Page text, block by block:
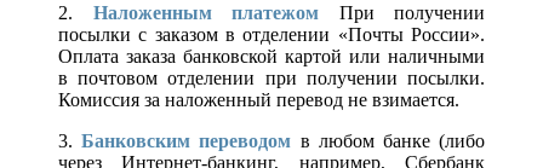
2. Наложенным платежом При получении
посылки с заказом в отделении «Почты России».
Оплата заказа банковской картой или наличными
в почтовом отделении при получении посылки.
Комиссия за наложенный перевод не взимается.
3.Банковским переводом в любом банке (либо
через Интернет-банкинг, например, Сбербанк